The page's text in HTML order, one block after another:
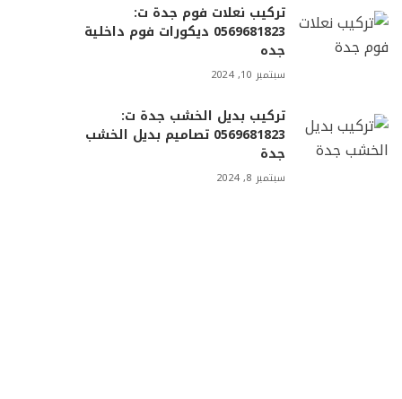
تركيب نعلات فوم جدة ت:
0569681823 ديكورات فوم داخلية
جده
سبتمبر 10, 2024
تركيب بديل الخشب جدة ت:
0569681823 تصاميم بديل الخشب
جدة
سبتمبر 8, 2024